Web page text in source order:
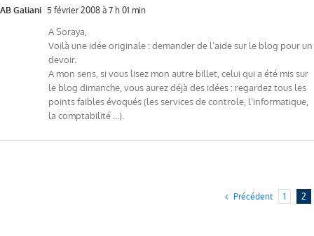
AB Galiani 5 février 2008 à 7 h 01 min
A Soraya,
Voilà une idée originale : demander de l’aide sur le blog pour un
devoir.
A mon sens, si vous lisez mon autre billet, celui qui a été mis sur
le blog dimanche, vous aurez déjà des idées : regardez tous les
points faibles évoqués (les services de controle, l’informatique,
la comptabilité …).
Précédent 1 2